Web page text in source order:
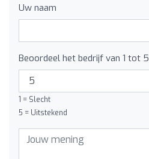
Uw naam
Beoordeel het bedrijf van 1 tot 5
1 = Slecht
5 = Uitstekend